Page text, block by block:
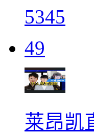
5345
49
莱昂凯